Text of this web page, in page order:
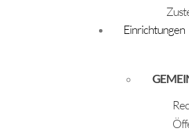
Einrichtungen